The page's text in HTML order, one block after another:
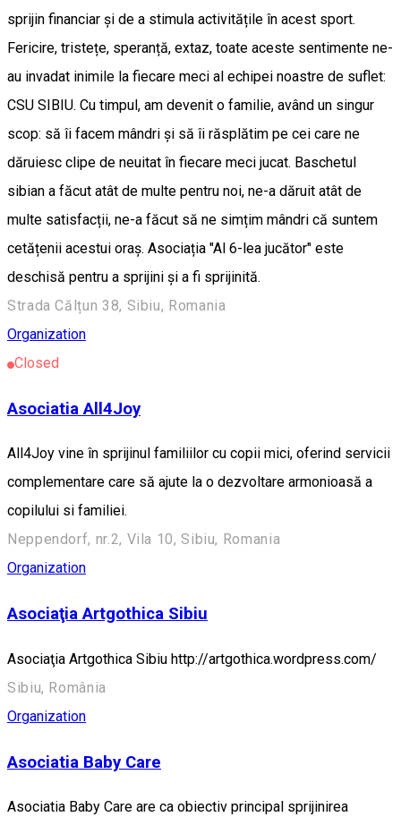
sprijin financiar și de a stimula activitățile în acest sport.
Fericire, tristețe, speranță, extaz, toate aceste sentimente ne-
au invadat inimile la fiecare meci al echipei noastre de suflet:
CSU SIBIU. Cu timpul, am devenit o familie, având un singur
scop: să îi facem mândri și să îi răsplătim pe cei care ne
dăruiesc clipe de neuitat în fiecare meci jucat. Baschetul
sibian a făcut atât de multe pentru noi, ne-a dăruit atât de
multe satisfacții, ne-a făcut să ne simțim mândri că suntem
cetățenii acestui oraș. Asociația "Al 6-lea jucător" este
deschisă pentru a sprijini și a fi sprijinită.
Strada Călțun 38, Sibiu, Romania
Organization
Closed
Asociatia All4Joy
All4Joy vine în sprijinul familiilor cu copii mici, oferind servicii
complementare care să ajute la o dezvoltare armonioasă a
copilului si familiei.
Neppendorf, nr.2, Vila 10, Sibiu, Romania
Organization
Asociaţia Artgothica Sibiu
Asociaţia Artgothica Sibiu http://artgothica.wordpress.com/
Sibiu, România
Organization
Asociatia Baby Care
Asociatia Baby Care are ca obiectiv principal sprijinirea